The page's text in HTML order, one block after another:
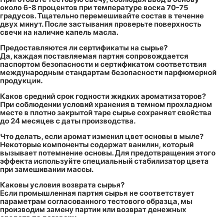
около 6-8 процентов при температуре воска 70-75
градусов. Тщательно перемешивайте состав в течение
двух минут. После застывания проверьте поверхность
свечи на наличие капель масла.
Предоставляются ли сертификаты на сырье?
Да, каждая поставляемая партия сопровождается
паспортом безопасности и сертификатом соответствия
международным стандартам безопасности парфюмерной
продукции.
Каков средний срок годности жидких ароматизаторов?
При соблюдении условий хранения в темном прохладном
месте в плотно закрытой таре сырье сохраняет свойства
до 24 месяцев с даты производства.
Что делать, если аромат изменил цвет основы в мыле?
Некоторые компоненты содержат ванилин, который
вызывает потемнение основы. Для предотвращения этого
эффекта используйте специальный стабилизатор цвета
при замешивании массы.
Каковы условия возврата сырья?
Если промышленная партия сырья не соответствует
параметрам согласованного тестового образца, мы
производим замену партии или возврат денежных